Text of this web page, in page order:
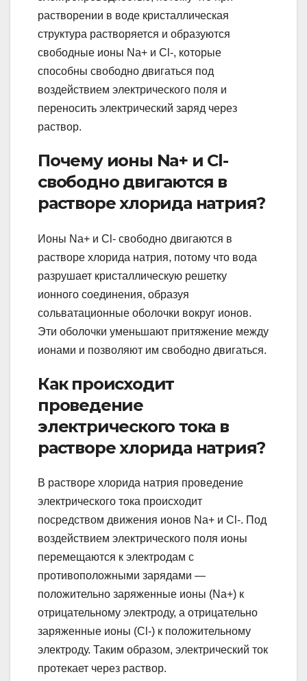
растворении в воде кристаллическая
структура растворяется и образуются
свободные ионы Na+ и Cl-, которые
способны свободно двигаться под
воздействием электрического поля и
переносить электрический заряд через
раствор.
Почему ионы Na+ и Cl-
свободно двигаются в
растворе хлорида натрия?
Ионы Na+ и Cl- свободно двигаются в
растворе хлорида натрия, потому что вода
разрушает кристаллическую решетку
ионного соединения, образуя
сольватационные оболочки вокруг ионов.
Эти оболочки уменьшают притяжение между
ионами и позволяют им свободно двигаться.
Как происходит
проведение
электрического тока в
растворе хлорида натрия?
В растворе хлорида натрия проведение
электрического тока происходит
посредством движения ионов Na+ и Cl-. Под
воздействием электрического поля ионы
перемещаются к электродам с
противоположными зарядами —
положительно заряженные ионы (Na+) к
отрицательному электроду, а отрицательно
заряженные ионы (Cl-) к положительному
электроду. Таким образом, электрический ток
протекает через раствор.